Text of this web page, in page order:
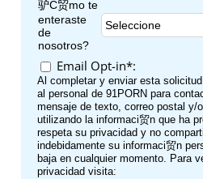
驴C贸mo te
enteraste
de
nosotros?
Email Opt-in*:
Al completar y enviar esta
al personal de 91PORN para
mensaje de texto, correo postal y/
utilizando la informaci贸n que ha
respeta su privacidad y no
indebidamente su informaci贸n
baja en cualquier momento. Para
privacidad visita: